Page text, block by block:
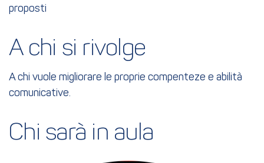
proposti
A chi si rivolge
A chi vuole migliorare le proprie compenteze e abilità
comunicative.
Chi sarà in aula